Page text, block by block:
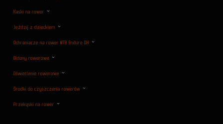
Kaski na rower
Jeździj z dzieckiem
Ochraniacze na rower MTB Enduro DH
Bidony rowerowe
Oświetlenie rowerowe
Środki do czyszczenia rowerów
Przekąski na rower